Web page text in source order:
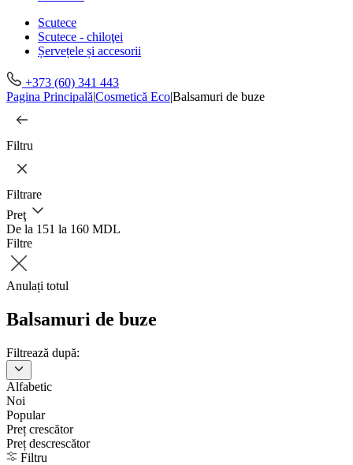
Scutece
Scutece - chiloţei
Șervețele și accesorii
+373 (60) 341 443
Pagina Principală|Cosmetică Eco|Balsamuri de buze
Filtru
Filtrare
Preţ
De la 151 la 160 MDL
Filtre
Anulați totul
Balsamuri de buze
Filtrează după:
Alfabetic
Noi
Popular
Preț crescător
Preț descrescător
Filtru